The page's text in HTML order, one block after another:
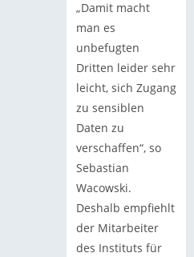
„Damit macht
man es
unbefugten
Dritten leider sehr
leicht, sich Zugang
zu sensiblen
Daten zu
verschaffen“, so
Sebastian
Wacowski.
Deshalb empfiehlt
der Mitarbeiter
des Instituts für